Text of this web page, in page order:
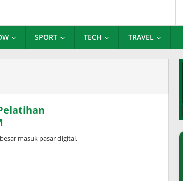
SPORT TECH TRAVEL
masuk pasar digital.